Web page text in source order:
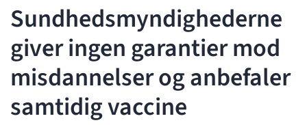
Sundhedsmyndighederne
giver ingen garantier mod
misdannelser og anbefaler
samtidig vaccine